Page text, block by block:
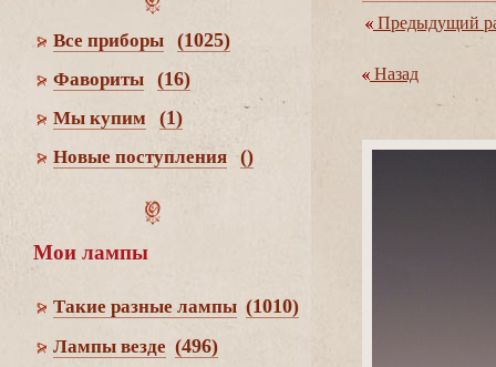
се приборы (1025)
Фавориты (16)
Мы купим (1)
Новые поступления ()
Мои лампы
Такие разные лампы (1010)
Лампы везде (496)
Предыдущий
Назад